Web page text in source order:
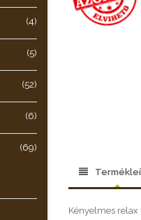
Kényelmes
(4)
(5)
(52)
(6)
(69)